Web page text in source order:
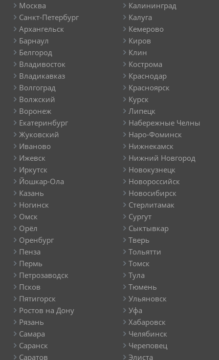
Москва
Санкт-Петербург
Архангельск
Барнаул
Белгород
Владивосток
Владикавказ
Волгоград
Волжский
Воронеж
Екатеринбург
Жуковский
Иваново
Ижевск
Иркутск
Йошкар-Ола
Казань
Калининград
Калуга
Кемерово
Киров
Клин
Кострома
Краснодар
Красноярск
Курск
Липецк
Набережные Челны
Наро-Фоминск
Нижнекамск
Нижний Новгород
Новокузнецк
Новороссийск
Новосибирск
Ногинск
Омск
Орёл
Оренбург
Пенза
Пермь
Петрозаводск
Псков
Пятигорск
Ростов на Дону
Рязань
Самара
Саранск
Саратов
Стерлитамак
Сургут
Сыктывкар
Тверь
Тольятти
Томск
Тула
Тюмень
Ульяновск
Уфа
Хабаровск
Челябинск
Череповец
Элиста